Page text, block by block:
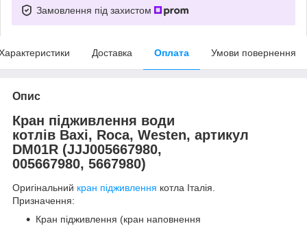
Замовлення під захистом
Доставка Оплата Умови повернення
Опис
Кран підживлення води
котлів Baxi, Roca, Westen, артикул
DM01R (JJJ005667980,
005667980, 5667980)
Оригінальний кран підживлення котла Італія.
Призначення:
Кран підживлення (кран наповнення